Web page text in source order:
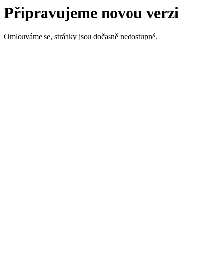
Připravujeme novou verzi
Omlouváme se, stránky jsou dočasně nedostupné.